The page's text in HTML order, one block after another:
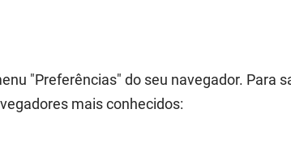
"Preferências" do seu navegador. Para
mais conhecidos: